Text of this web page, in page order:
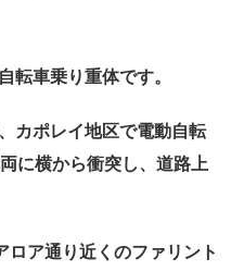
転車乗り重体です。
カポレイ地区で電動自転
に横から衝突し、道路上
ロア通り近くのファリント